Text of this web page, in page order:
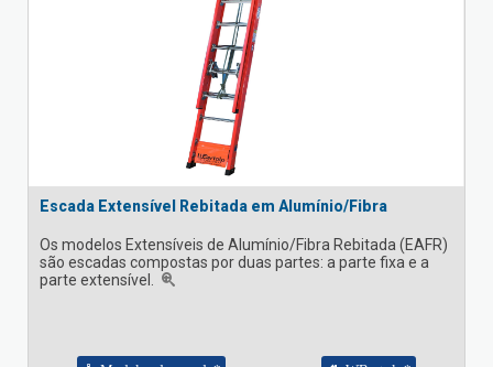
Escada Extensível Rebitada em Alumínio/Fibra
Os modelos Extensíveis de Alumínio/Fibra Rebitada (EAFR)
são escadas compostas por duas partes: a parte fixa e a
parte extensível.